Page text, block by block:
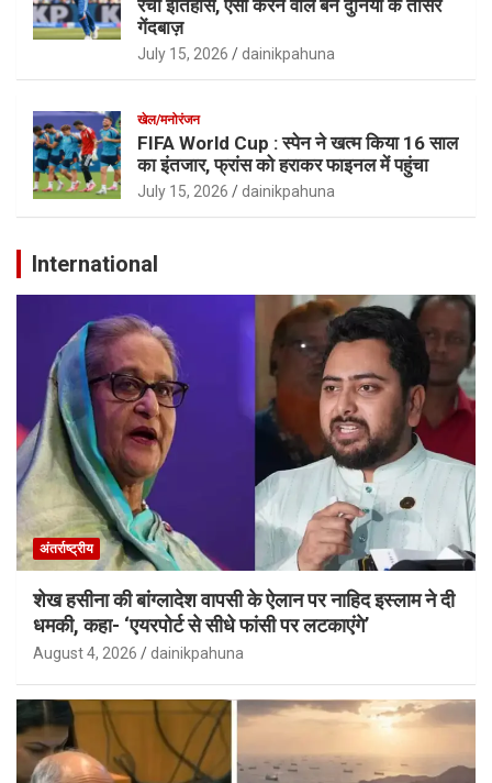
रचा इतिहास, ऐसा करने वाले बने दुनिया के तीसरे
गेंदबाज़
July 15, 2026 dainikpahuna
खेल/मनोरंजन
FIFA World Cup : स्पेन ने खत्म किया 16 साल
का इंतजार, फ्रांस को हराकर फाइनल में पहुंचा
July 15, 2026 dainikpahuna
International
अंतर्राष्ट्रीय
शेख हसीना की बांग्लादेश वापसी के ऐलान पर नाहिद इस्लाम ने दी
धमकी, कहा- ‘एयरपोर्ट से सीधे फांसी पर लटकाएंगे’
August 4, 2026 dainikpahuna